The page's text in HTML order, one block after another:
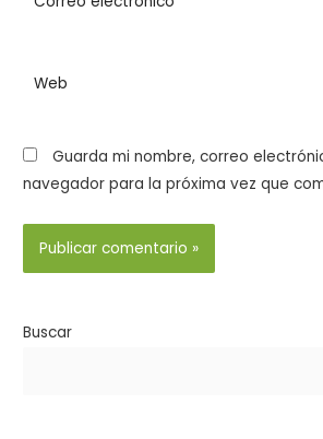
Guarda mi nombre, correo
navegador para la próxima vez que
Buscar